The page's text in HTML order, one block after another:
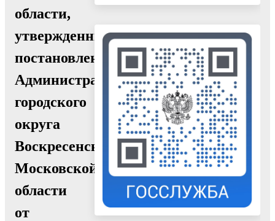
области,
утвержденный
постановлением
Администрации
городского
округа
Воскресенск
Московской
области
от